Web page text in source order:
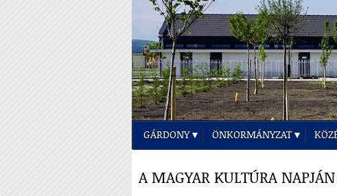
GÁRDONY ÖNKORMÁNYZAT
A MAGYAR KULTÚRA